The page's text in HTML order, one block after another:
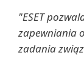
"ESET
zapewniania
zadania